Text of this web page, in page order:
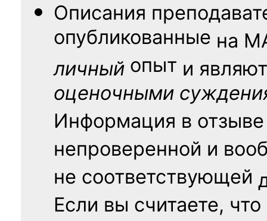
Описания
опубликованные на
личный опыт и
оценочными
Информация в
непроверенной и
не соответствующей
Если вы считаете, что